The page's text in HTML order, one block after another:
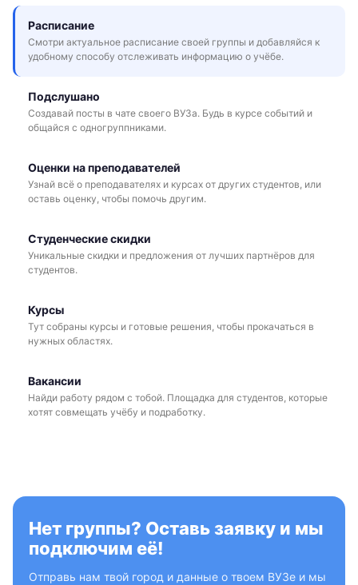
Расписание
Смотри актуальное расписание своей группы и добавляйся к
удобному способу отслеживать информацию о учёбе.
Подслушано
Создавай посты в чате своего ВУЗа. Будь в курсе событий и
общайся с одногруппниками.
Оценки на преподавателей
Узнай всё о преподавателях и курсах от других студентов, или
оставь оценку, чтобы помочь другим.
Студенческие скидки
Уникальные скидки и предложения от лучших партнёров для
студентов.
Курсы
Тут собраны курсы и готовые решения, чтобы прокачаться в
нужных областях.
Вакансии
Найди работу рядом с тобой. Площадка для студентов, которые
хотят совмещать учёбу и подработку.
Нет группы? Оставь заявку и мы
подключим её!
Отправь нам твой город и данные о твоем ВУЗе и мы